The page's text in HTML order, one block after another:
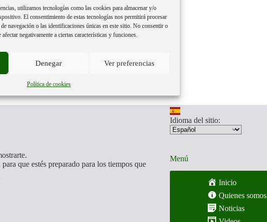
utilizamos tecnologías como las cookies para almacenar y/o
El consentimiento de estas tecnologías nos permitirá procesar
navegación o las identificaciones únicas en este sitio. No consentir o
negativamente a ciertas características y funciones.
Denegar Ver preferencias
Política de cookies
que estés preparado para los tiempos que
Idioma del sitio:
Menú
Inicio
Quienes somos
Noticias